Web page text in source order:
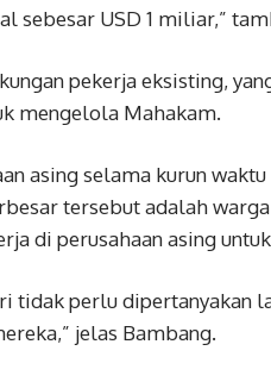
sebesar USD 1 miliar,”
pekerja eksisting,
mengelola Mahakam.
asing selama kurun
tersebut adalah
di perusahaan asing
tidak perlu dipertanyakan
jelas Bambang.